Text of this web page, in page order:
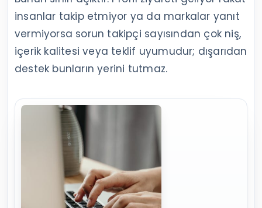
insanlar takip etmiyor ya da markalar yanıt
vermiyorsa sorun takipçi sayısından çok niş,
içerik kalitesi veya teklif uyumudur; dışarıdan
destek bunların yerini tutmaz.